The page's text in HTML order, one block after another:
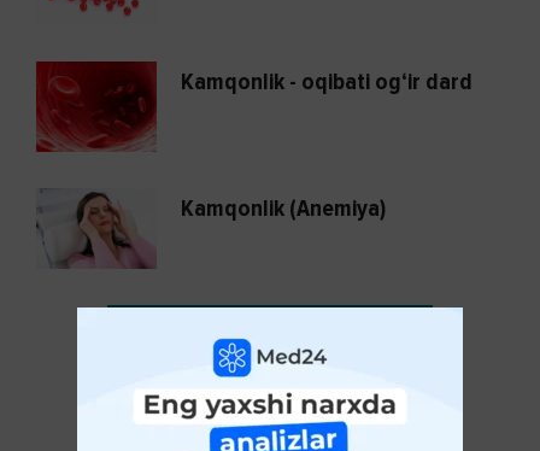
Kamqonlik - oqibati og‘ir dard
Kamqonlik (Anemiya)
KO'PROQ KO'RSATISH